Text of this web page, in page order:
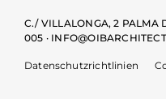
C./ VILLALONGA, 2 PALMA
005 ·
Datenschutzrichtlinien